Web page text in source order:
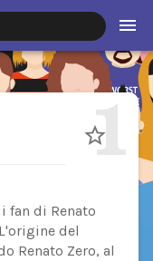
1
fan di Renato
del
Renato Zero, al